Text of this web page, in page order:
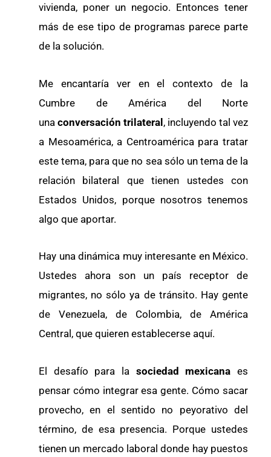
vivienda, poner un negocio. Entonces tener
más de ese tipo de programas parece parte
de la solución.
Me encantaría ver en el contexto de la
Cumbre de América del Norte
una conversación trilateral, incluyendo tal vez
a Mesoamérica, a Centroamérica para tratar
este tema, para que no sea sólo un tema de la
relación bilateral que tienen ustedes con
Estados Unidos, porque nosotros tenemos
algo que aportar.
Hay una dinámica muy interesante en México.
Ustedes ahora son un país receptor de
migrantes, no sólo ya de tránsito. Hay gente
de Venezuela, de Colombia, de América
Central, que quieren establecerse aquí.
El desafío para la sociedad mexicana es
pensar cómo integrar esa gente. Cómo sacar
provecho, en el sentido no peyorativo del
término, de esa presencia. Porque ustedes
tienen un mercado laboral donde hay puestos